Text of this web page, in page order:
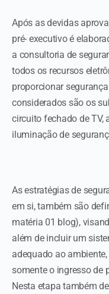
Após as devidas
pré- executivo é
a consultoria de
todos os recursos
proporcionar
considerados são os
circuito fechado de TV,
iluminação de
As estratégias de
em si, também são
matéria 01 blog),
além de incluir um
adequado ao
somente o ingresso de
Nesta etapa também